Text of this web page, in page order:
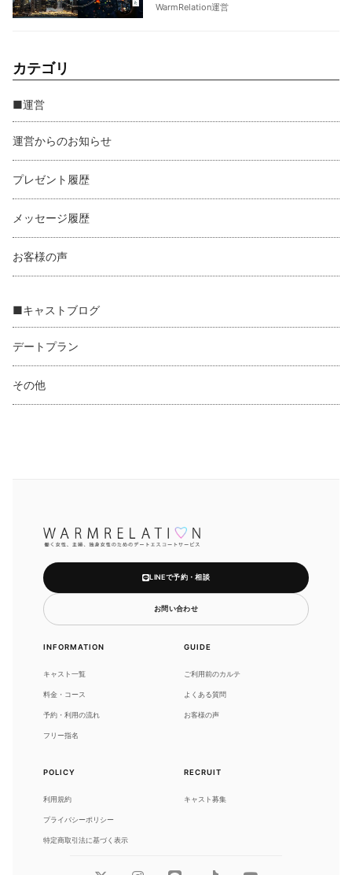
WarmRelation運営
カテゴリ
■運営
運営からのお知らせ
プレゼント履歴
メッセージ履歴
お客様の声
■キャストブログ
デートプラン
その他
LINEで予約・相談
お問い合わせ
INFORMATION
キャスト一覧
料金・コース
予約・利用の流れ
フリー指名
GUIDE
ご利用前のカルテ
よくある質問
お客様の声
POLICY
利用規約
プライバシーポリシー
特定商取引法に基づく表示
RECRUIT
キャスト募集